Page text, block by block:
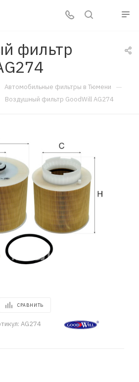
фильтр
Автомобильные фильтры в Тюмени —
Воздушный фильтр GoodWill AG274
СРАВНИТЬ
AG274